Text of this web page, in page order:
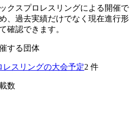
クスプロレスリングによる開催で
、過去実績だけでなく現在進行形
確認できます。
する団体
レスリングの大会予定2 件
数